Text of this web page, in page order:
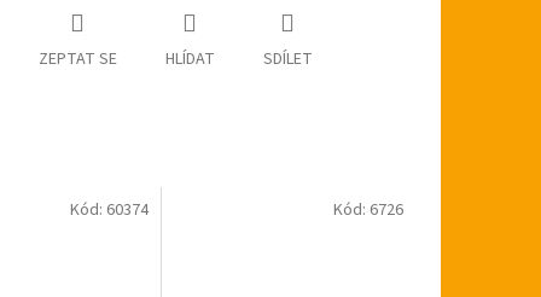
ZEPTAT SE HLÍDAT SDÍLET
Kód: 60374 Kód: 6726